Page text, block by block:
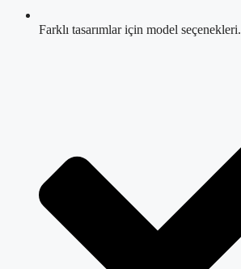
Farklı tasarımlar için model seçenekleri.